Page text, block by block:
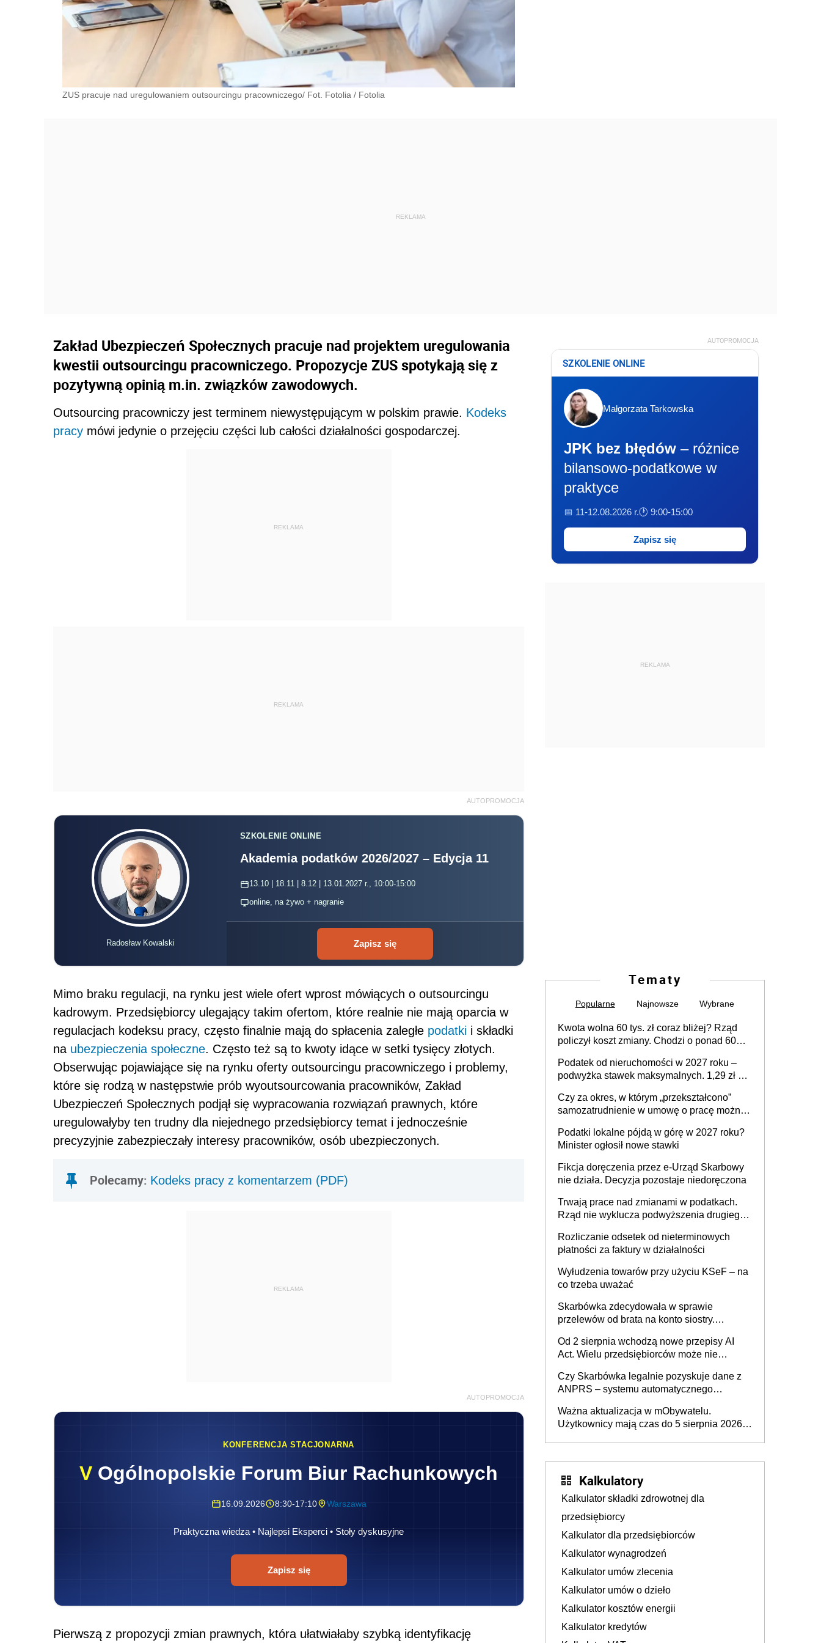
ZUS pracuje nad uregulowaniem outsourcingu pracowniczego/ Fot. Fotolia / Fotolia
Zakład Ubezpieczeń Społecznych pracuje nad projektem uregulowania
kwestii outsourcingu pracowniczego. Propozycje ZUS spotykają się z
pozytywną opinią m.in. związków zawodowych.
Outsourcing pracowniczy jest terminem niewystępującym w polskim prawie. Kodeks
pracy mówi jedynie o przejęciu części lub całości działalności gospodarczej.
REKLAMA
REKLAMA
AUTOPROMOCJA
Radosław Kowalski
SZKOLENIE ONLINE
Akademia podatków 2026/2027 – Edycja 11
13.10 | 18.11 | 8.12 | 13.01.2027 r., 10:00-15:00
online, na żywo + nagranie
Zapisz się
Mimo braku regulacji, na rynku jest wiele ofert wprost mówiących o outsourcingu
kadrowym. Przedsiębiorcy ulegający takim ofertom, które realnie nie mają oparcia w
regulacjach kodeksu pracy, często finalnie mają do spłacenia zaległe podatki i składki
na ubezpieczenia społeczne. Często też są to kwoty idące w setki tysięcy złotych.
Obserwując pojawiające się na rynku oferty outsourcingu pracowniczego i problemy,
które się rodzą w następstwie prób wyoutsourcowania pracowników, Zakład
Ubezpieczeń Społecznych podjął się wypracowania rozwiązań prawnych, które
uregulowałyby ten trudny dla niejednego przedsiębiorcy temat i jednocześnie
precyzyjnie zabezpieczały interesy pracowników, osób ubezpieczonych.
Polecamy: Kodeks pracy z komentarzem (PDF)
REKLAMA
AUTOPROMOCJA
KONFERENCJA STACJONARNA
V Ogólnopolskie Forum Biur Rachunkowych
16.09.2026 8:30-17:10 Warszawa
Praktyczna wiedza • Najlepsi Eksperci • Stoły dyskusyjne
Zapisz się
Pierwszą z propozycji zmian prawnych, która ułatwiałaby szybką identyfikację
AUTOPROMOCJA
SZKOLENIE ONLINE
Małgorzata Tarkowska
JPK bez błędów – różnice
bilansowo-podatkowe w
praktyce
📅 11-12.08.2026 r.🕐 9:00-15:00
Zapisz się
REKLAMA
Tematy
Popularne Najnowsze Wybrane
Kwota wolna 60 tys. zł coraz bliżej? Rząd
policzył koszt zmiany. Chodzi o ponad 60
Podatek od nieruchomości w 2027 roku –
podwyżka stawek maksymalnych. 1,29 zł za
budynków i lokali związanych z
prowadzeniem działalności gospodarczej
Czy za okres, w którym „przekształcono”
samozatrudnienie w umowę o pracę można
umowy cywilnoprawnej jedynym
racjonalnym wyjściem
Podatki lokalne pójdą w górę w 2027 roku?
Minister ogłosił nowe stawki
Fikcja doręczenia przez e-Urząd Skarbowy
nie działa. Decyzja pozostaje niedoręczona
Trwają prace nad zmianami w podatkach.
Rząd nie wyklucza podwyższenia drugiego
Rozliczanie odsetek od nieterminowych
płatności za faktury w działalności
Wyłudzenia towarów przy użyciu KSeF – na
co trzeba uważać
Skarbówka zdecydowała w sprawie
przelewów od brata na konto siostry.
darowizna, ale podatku jednak nie będzie
Od 2 sierpnia wchodzą nowe przepisy AI
Act. Wielu przedsiębiorców może nie
Czy Skarbówka legalnie pozyskuje dane z
ANPRS – systemu automatycznego
pojazdów z kamer drogowych?
Ważna aktualizacja w mObywatelu.
Użytkownicy mają czas do 5 sierpnia 2026
Kalkulatory
Kalkulator składki zdrowotnej dla
przedsiębiorcy
Kalkulator dla przedsiębiorców
Kalkulator wynagrodzeń
Kalkulator umów zlecenia
Kalkulator umów o dzieło
Kalkulator kosztów energii
Kalkulator kredytów